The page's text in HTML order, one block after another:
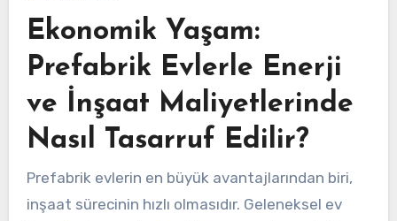
Ekonomik Yaşam:
Prefabrik Evlerle Enerji
ve İnşaat Maliyetlerinde
Nasıl Tasarruf Edilir?
Prefabrik evlerin en büyük avantajlarından biri,
inşaat sürecinin hızlı olmasıdır. Geleneksel ev